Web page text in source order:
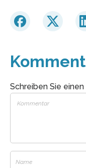
Schreiben Sie